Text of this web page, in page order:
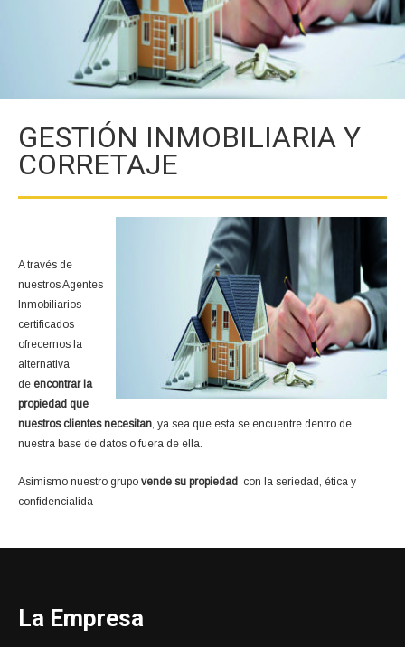
GESTIÓN INMOBILIARIA Y
CORRETAJE
A través de
nuestros Agentes
Inmobiliarios
certificados
ofrecemos la
alternativa
de encontrar la
propiedad que
nuestros clientes necesitan, ya sea que esta se encuentre dentro de
nuestra base de datos o fuera de ella.
Asimismo nuestro grupo vende su propiedad con la seriedad, ética y
confidencialida
La Empresa